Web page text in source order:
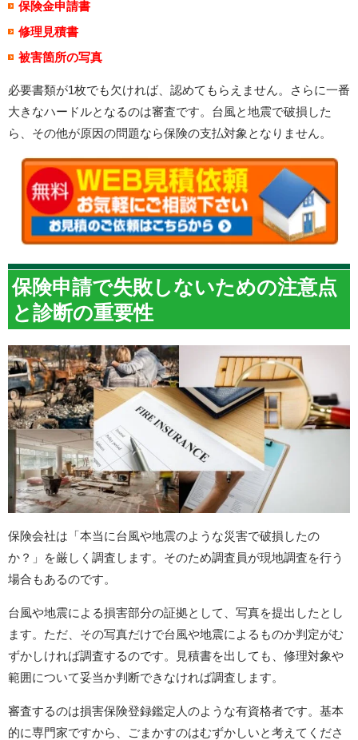
保険金申請書
修理見積書
被害箇所の写真
必要書類が1枚でも欠ければ、認めてもらえません。さらに一番
大きなハードルとなるのは審査です。台風と地震で破損した
ら、その他が原因の問題なら保険の支払対象となりません。
保険申請で失敗しないための注意点
と診断の重要性
保険会社は「本当に台風や地震のような災害で破損したの
か？」を厳しく調査します。そのため調査員が現地調査を行う
場合もあるのです。
台風や地震による損害部分の証拠として、写真を提出したとし
ます。ただ、その写真だけで台風や地震によるものか判定がむ
ずかしければ調査するのです。見積書を出しても、修理対象や
範囲について妥当か判断できなければ調査します。
審査するのは損害保険登録鑑定人のような有資格者です。基本
的に専門家ですから、ごまかすのはむずかしいと考えてくださ